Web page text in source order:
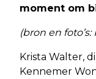
moment om
(bron en
Krista Walter,
Kennemer